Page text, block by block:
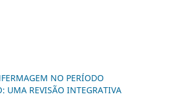
NO PERÍODO
UMA REVISÃO INTEGRATIVA